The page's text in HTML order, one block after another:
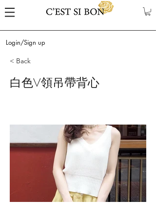
Login/Sign up
< Back
白色V領吊帶背心